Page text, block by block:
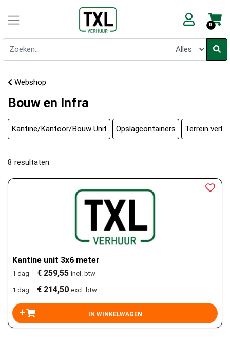
0
Webshop
Bouw en Infra
Kantine/Kantoor/Bouw Unit Opslagcontainers Terrein
8 resultaten
Kantine unit 3x6 meter
1 dag | € 259,55 incl. btw
1 dag | € 214,50 excl. btw